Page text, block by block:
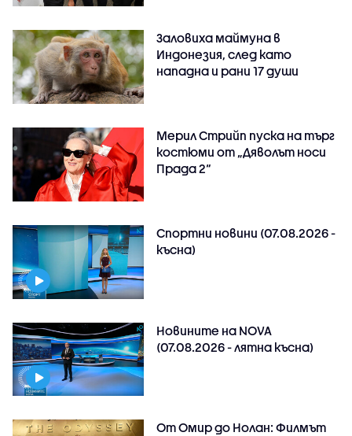
Заловиха маймуна в
Индонезия, след като
нападна и рани 17 души
Мерил Стрийп пуска на търг
костюми от „Дяволът носи
Прада 2“
Спортни новини (07.08.2026 -
късна)
Новините на NOVA
(07.08.2026 - лятна късна)
От Омир до Нолан: Филмът